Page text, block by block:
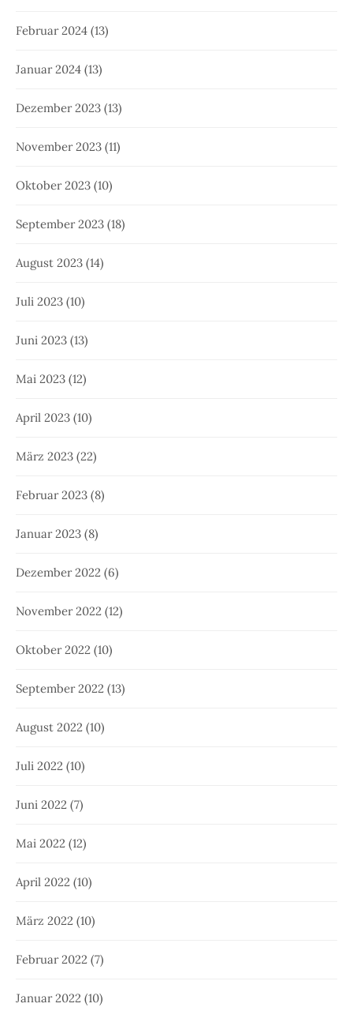
Februar 2024 (13)
Januar 2024 (13)
Dezember 2023 (13)
November 2023 (11)
Oktober 2023 (10)
September 2023 (18)
August 2023 (14)
Juli 2023 (10)
Juni 2023 (13)
Mai 2023 (12)
April 2023 (10)
März 2023 (22)
Februar 2023 (8)
Januar 2023 (8)
Dezember 2022 (6)
November 2022 (12)
Oktober 2022 (10)
September 2022 (13)
August 2022 (10)
Juli 2022 (10)
Juni 2022 (7)
Mai 2022 (12)
April 2022 (10)
März 2022 (10)
Februar 2022 (7)
Januar 2022 (10)